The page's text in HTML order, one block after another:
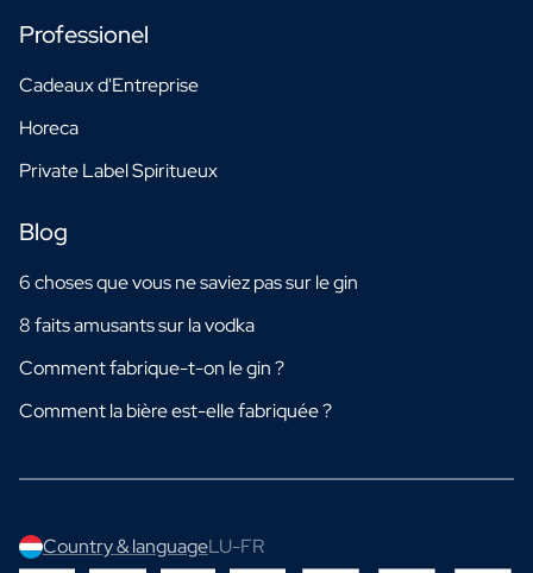
Professionel
Cadeaux d'Entreprise
Horeca
Private Label Spiritueux
Blog
6 choses que vous ne saviez pas sur le gin
8 faits amusants sur la vodka
Comment fabrique-t-on le gin ?
Comment la bière est-elle fabriquée ?
Country & languageLU-FR